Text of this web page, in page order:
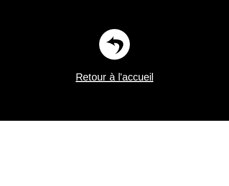
Retour à l'accueil